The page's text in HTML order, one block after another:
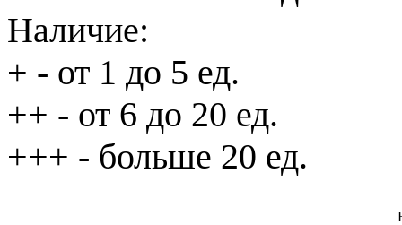
Наличие:
+ - от 1 до 5 ед.
++ - от 6 до 20 ед.
+++ - больше 20 ед.